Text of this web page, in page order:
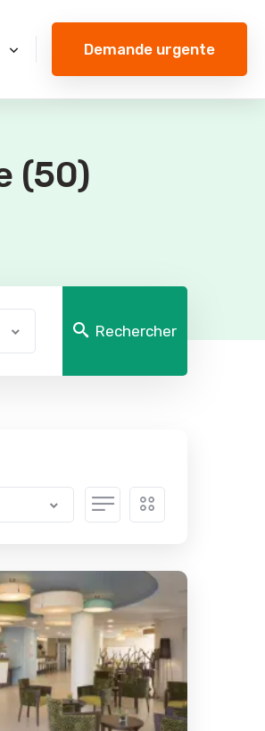
Demande urgente
(50)
Rechercher